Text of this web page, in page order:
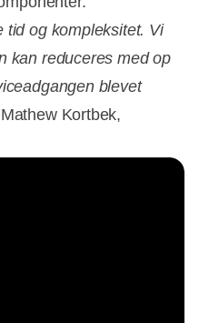
tid og kompleksitet. Vi
kan reduceres med op
blevet
Kortbek,